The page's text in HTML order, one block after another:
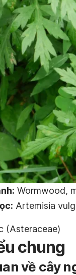
Wormwood,
Artemisia
(Asteraceae)
chung
về cây